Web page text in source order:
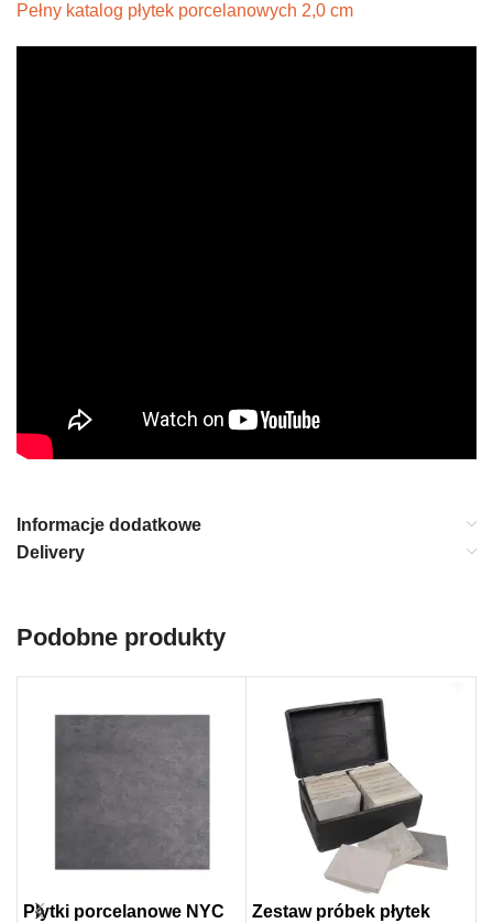
Pełny katalog płytek porcelanowych 2,0 cm
Informacje dodatkowe
Delivery
Podobne produkty
Płytki porcelanowe NYC
Zestaw próbek płytek